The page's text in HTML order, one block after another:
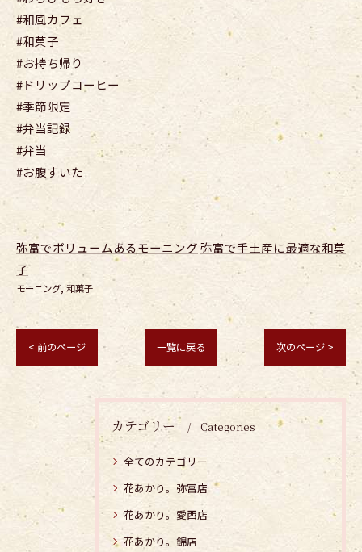
#和風カフェ
#和菓子
#お持ち帰り
#ドリップコーヒー
#季節限定
#弁当記録
#弁当
#お腹すいた
弥富でボリュームあるモーニング弥富で手土産に最適な和菓
子
モーニング 和菓子
< 前のページ 一覧に戻る 次のページ >
カテゴリー Categories
全てのカテゴリー
花あかり。弥富店
花あかり。愛西店
花あかり。錦店